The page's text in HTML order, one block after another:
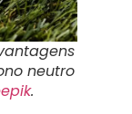
neutro
.